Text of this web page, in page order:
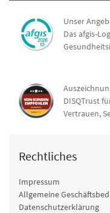
Unser
Das afgis-
DISQTrust
Vertrauen,
Rechtliches
Impressum
Allgemeine
Datenschutzerklärung